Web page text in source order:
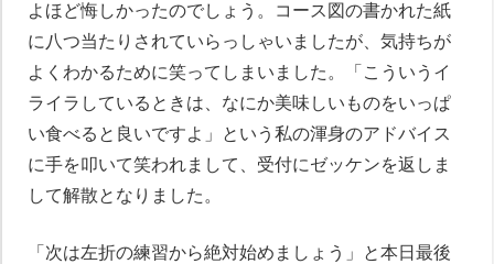
よほど悔しかったのでしょう。コース図の書かれた紙
に八つ当たりされていらっしゃいましたが、気持ちが
よくわかるために笑ってしまいました。「こういうイ
ライラしているときは、なにか美味しいものをいっぱ
い食べると良いですよ」という私の渾身のアドバイス
に手を叩いて笑われまして、受付にゼッケンを返しま
して解散となりました。
「次は左折の練習から絶対始めましょう」と本日最後